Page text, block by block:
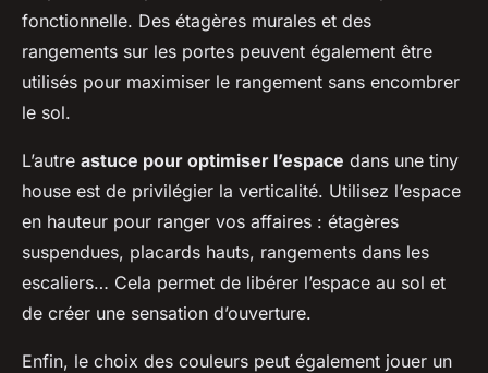
fonctionnelle. Des étagères murales et des
rangements sur les portes peuvent également être
utilisés pour maximiser le rangement sans encombrer
le sol.
L’autre astuce pour optimiser l’espace dans une tiny
house est de privilégier la verticalité. Utilisez l’espace
en hauteur pour ranger vos affaires : étagères
suspendues, placards hauts, rangements dans les
escaliers… Cela permet de libérer l’espace au sol et
de créer une sensation d’ouverture.
Enfin, le choix des couleurs peut également jouer un